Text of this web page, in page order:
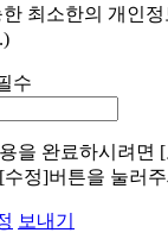
최소한의 개인정
을 완료하시려면
정]버튼을 눌러
보내기